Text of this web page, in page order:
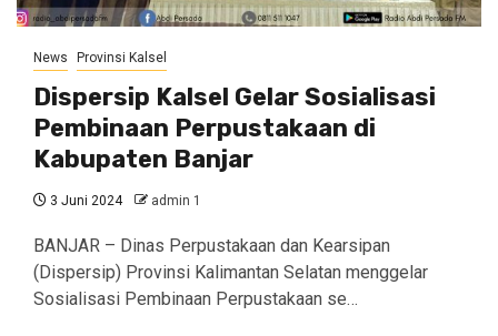
News Provinsi Kalsel
Dispersip Kalsel Gelar Sosialisasi
Pembinaan Perpustakaan di
Kabupaten Banjar
3 Juni 2024 admin 1
BANJAR – Dinas Perpustakaan dan Kearsipan
(Dispersip) Provinsi Kalimantan Selatan menggelar
Sosialisasi Pembinaan Perpustakaan se…